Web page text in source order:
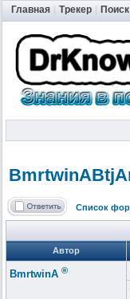
Главная Трекер Поиск
BmrtwinABtjA
Список
Автор
BmrtwinA ®